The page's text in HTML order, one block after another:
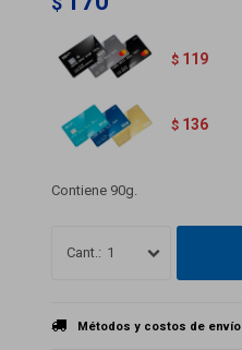
$ 119
$ 136
Contiene 90g.
1
Métodos y costos de envío